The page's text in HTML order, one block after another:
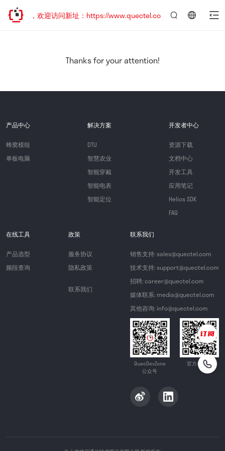
已迁移，欢迎访问新址：https://www.quectel.com.cn
Thanks for your attention!
产品中心
蜂窝模组
单板电脑
解决方案
DTU
智慧农业
智能穿戴
智能电表
智能定位
开发者中心
资源下载
文档中心
开发工具
应用笔记
Helios SDK
FAQ
在线工具
产品选型
频段查询
政策
服务协议
隐私政策
联系我们
联系我们
销售支持: sales@quectel.com
技术支持: support@quectel.com
招聘: career@quectel.com
媒体联系: media@quectel.com
其他咨询: info@quectel.com
QuecDevZone
公众号
官方公众号